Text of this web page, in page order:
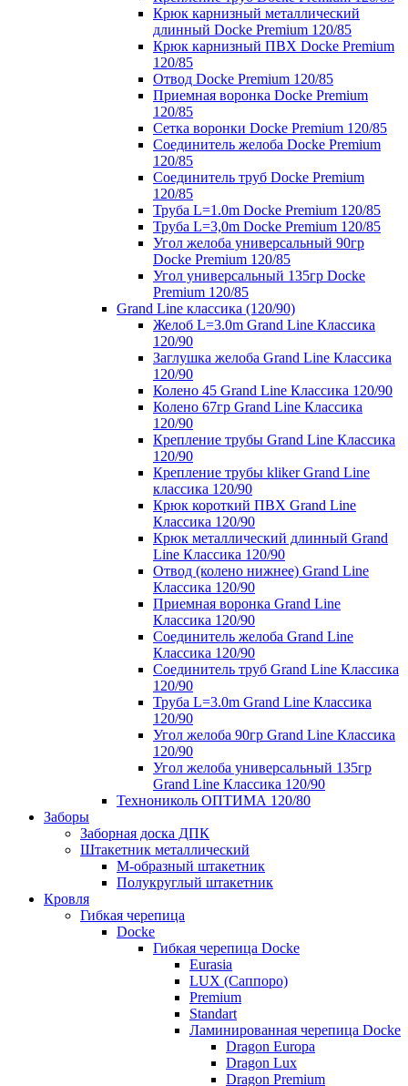
Крюк карнизный металлический
длинный Docke Premium 120/85
Крюк карнизный ПВХ Docke Premium
120/85
Отвод Docke Premium 120/85
Приемная воронка Docke Premium
120/85
Сетка воронки Docke Premium 120/85
Соединитель желоба Docke Premium
120/85
Соединитель труб Docke Premium
120/85
Труба L=1.0m Docke Premium 120/85
Труба L=3,0m Docke Premium 120/85
Угол желоба универсальный 90гр
Docke Premium 120/85
Угол универсальный 135гр Docke
Premium 120/85
Grand Line классика (120/90)
Желоб L=3.0m Grand Line Классика
120/90
Заглушка желоба Grand Line Классика
120/90
Колено 45 Grand Line Классика 120/90
Колено 67гр Grand Line Классика
120/90
Крепление трубы Grand Line Классика
120/90
Крепление трубы kliker Grand Line
классика 120/90
Крюк короткий ПВХ Grand Line
Классика 120/90
Крюк металлический длинный Grand
Line Классика 120/90
Отвод (колено нижнее) Grand Line
Классика 120/90
Приемная воронка Grand Line
Классика 120/90
Соединитель желоба Grand Line
Классика 120/90
Соединитель труб Grand Line Классика
120/90
Труба L=3.0m Grand Line Классика
120/90
Угол желоба 90гр Grand Line Классика
120/90
Угол желоба универсальный 135гр
Grand Line Классика 120/90
Технониколь ОПТИМА 120/80
Заборы
Заборная доска ДПК
Штакетник металлический
М-образный штакетник
Полукруглый штакетник
Кровля
Гибкая черепица
Docke
Гибкая черепица Docke
Eurasia
LUX (Саппоро)
Premium
Standart
Ламинированная черепица Docke
Dragon Europa
Dragon Lux
Dragon Premium